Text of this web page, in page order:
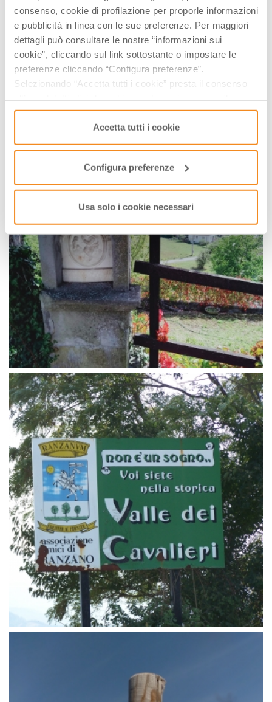
consenso, cookie di profilazione per proporle informazioni
e pubblicità in linea con le sue preferenze. Per maggiori
dettagli può consultare le nostre “informazioni sui
cookie”, cliccando sul link sottostante o impostare le
preferenze cliccando “Configura preferenze”.
Selezionando “Accetta tutti i cookie” presta il consenso
consenso cliccando su “Usa solo i cookie necessari” e
saranno attivati i soli cookie tecnici necessari al corretto
funzionamento del sito.
Accetta tutti i cookie
Configura preferenze
Usa solo i cookie necessari